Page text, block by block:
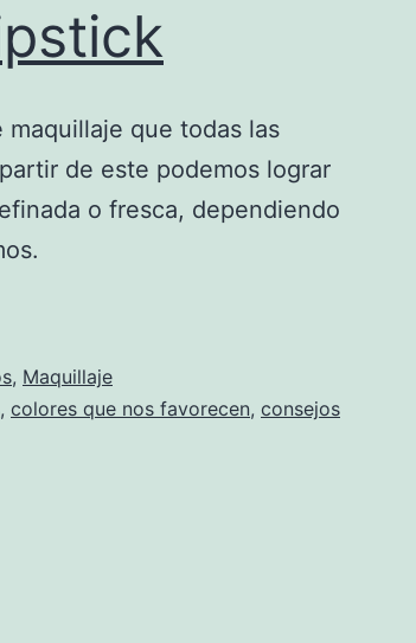
que todas las
de este podemos lograr
o fresca, dependiendo
, Maquillaje
, colores que nos favorecen, consejos